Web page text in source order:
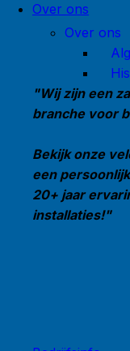
Over ons
Over ons
"Wij zijn een
branche voor
Bekijk onze
een
20+ jaar
installaties!"